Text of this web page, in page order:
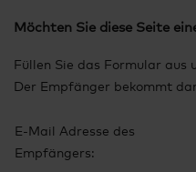
Möchten Sie diese Seite
Füllen Sie das Formular aus
Der Empfänger bekommt
E-Mail Adresse des
Empfängers: